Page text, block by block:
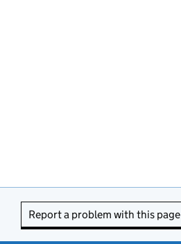
Report a problem with this page